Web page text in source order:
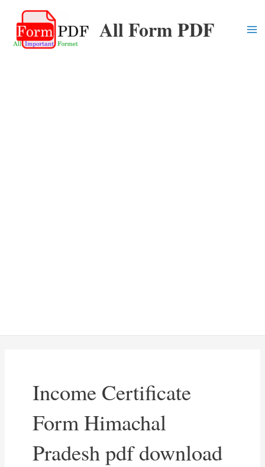
content
All Form PDF
Income Certificate
Form Himachal
Pradesh pdf download